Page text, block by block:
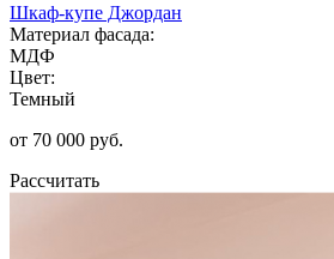
Шкаф-купе Джордан
Материал фасада:
МДФ
Цвет:
Темный
от 70 000 руб.
Рассчитать